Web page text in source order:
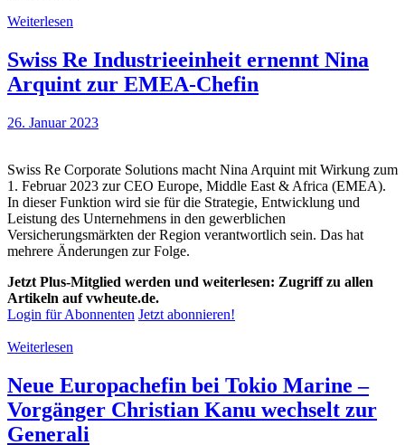
Weiterlesen
Swiss Re Industrieeinheit ernennt Nina
Arquint zur EMEA-Chefin
26. Januar 2023
Swiss Re Corporate Solutions macht Nina Arquint mit Wirkung zum
1. Februar 2023 zur CEO Europe, Middle East & Africa (EMEA).
In dieser Funktion wird sie für die Strategie, Entwicklung und
Leistung des Unternehmens in den gewerblichen
Versicherungsmärkten der Region verantwortlich sein. Das hat
mehrere Änderungen zur Folge.
Jetzt Plus-Mitglied werden und weiterlesen: Zugriff zu allen
Artikeln auf vwheute.de.
Login für Abonnenten Jetzt abonnieren!
Weiterlesen
Neue Europachefin bei Tokio Marine –
Vorgänger Christian Kanu wechselt zur
Generali